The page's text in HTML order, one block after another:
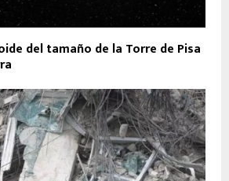
del tamaño de la Torre de Pisa